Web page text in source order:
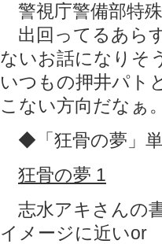
警視庁警備部特
出回ってるあら
ないお話になりそ
いつもの押井パト
こない方向だなぁ。
◆「狂骨の夢」単
狂骨の夢 1
志水アキさんの
イメージに近いor